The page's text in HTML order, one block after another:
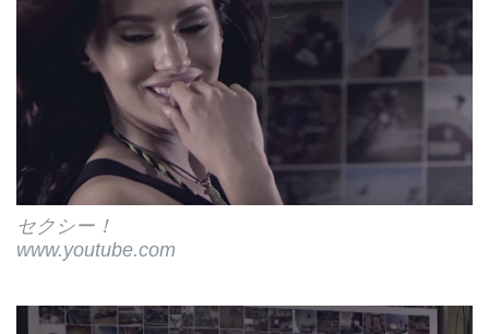
セクシー！
www.youtube.com